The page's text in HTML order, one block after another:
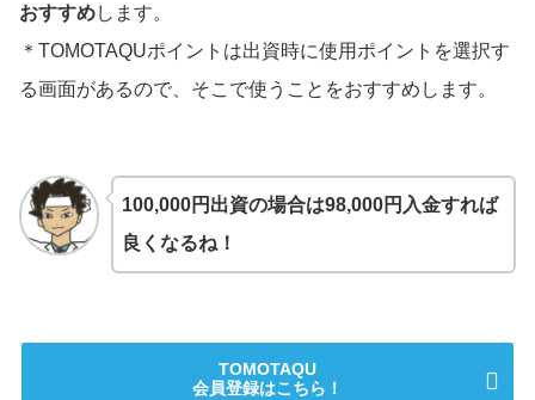
おすすめします。
＊TOMOTAQUポイントは出資時に使用ポイントを選択す
る画面があるので、そこで使うことをおすすめします。
100,000円出資の場合は98,000円入金すれば
良くなるね！
TOMOTAQU
会員登録はこちら！